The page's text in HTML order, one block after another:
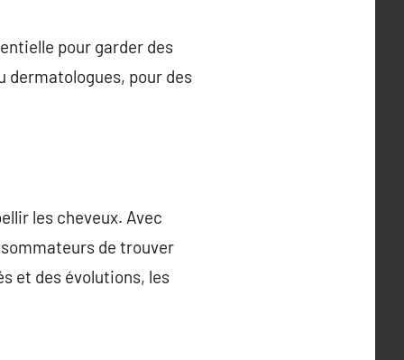
pour garder des
dermatologues, pour des
les cheveux. Avec
de trouver
et des évolutions, les